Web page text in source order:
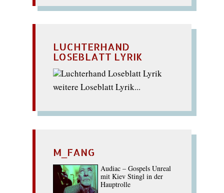
LUCHTERHAND
LOSEBLATT LYRIK
weitere Loseblatt Lyrik...
M_FANG
Audiac – Gospels Unreal
mit Kiev Stingl in der
Hauptrolle